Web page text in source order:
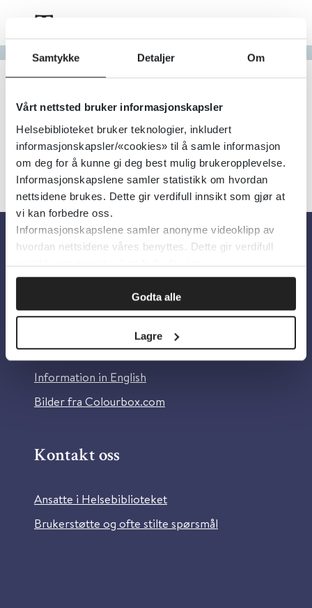
Samtykke Detaljer Om
Vårt nettsted bruker informasjonskapsler
Helsebiblioteket bruker teknologier, inkludert
informasjonskapsler/«cookies» til å samle informasjon
om deg for å kunne gi deg best mulig brukeropplevelse.
Informasjonskapslene samler statistikk om hvordan
nettsidene brukes. Dette gir verdifull innsikt som gjør at
vi kan forbedre oss.
Informasjonskapslene samler anonyme videoklipp av
hvordan nettsidene våres benyttes. Dette gir verdifull
innsikt som gjør at vi kan forbedre oss.
Godta alle
Lagre
Tema
Gå til bokstav
Filter
3Treff Alfabetisk
Om oss
Om Helsebiblioteket
Personvern og informasjonskapsler
Tilgjengelighetserklæring
Information in English
Bilder fra Colourbox.com
Kontakt oss
Ansatte i Helsebiblioteket
Brukerstøtte og ofte stilte spørsmål